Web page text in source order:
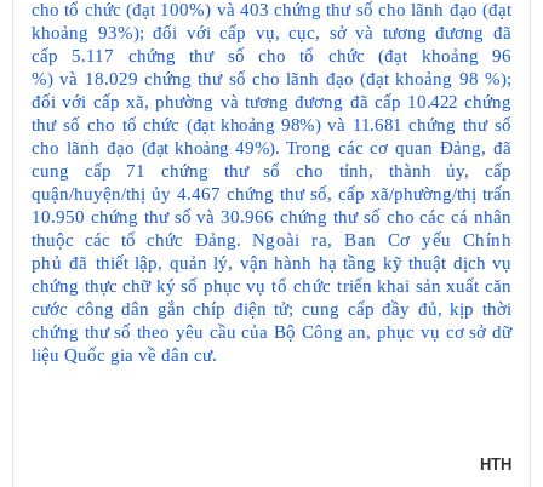
cho tổ chức (đạt 100%) và 403 chứng thư số cho lãnh đạo (đạt
khoảng 93%); đối với cấp vụ, cục, sở và tương đương đ​ã
cấp5.117 chứng thư số cho tổ chức(đạt khoảng 96
%) và 18.029chứng thư số cho lãnh đạo(đạt khoảng 98 %);
đối với cấp xã, phường và tương đương đã cấp 10.422 chứng
thư số cho tổ chức(đạt khoảng 98%)và 11.681chứng thư số
cho lãnh đạo (đạt khoảng 49%). Trong các cơ quan Đảng, đã
cung cấp 71 chứng thư số cho tỉnh, thành ủy, cấp
quận/huyện/thị ủy 4.467 chứng thư số, cấp xã/phường/thị trấn
10.950 chứng thư số và 30.966 chứng thư số cho các cá nhân
thuộc các tổ chức Đảng. Ngoài ra, Ban Cơ yếu Chính
phủ đã thiết lập, quản lý, vận hành hạ tầng kỹ thuật dịch vụ
chứng thực chữ ký số phục vụ tổ chức triển khai sản xuất căn
cước công dân gắn chíp điện tử; cung cấp đầy đủ, kịp thời
chứng thư số theo yêu cầu của Bộ Công an, phục vụ cơ sở dữ
liệu Quốc gia về dân cư.
HTH